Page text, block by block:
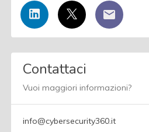
Contattaci
Vuoi maggiori informazioni?
info@cybersecurity360.it